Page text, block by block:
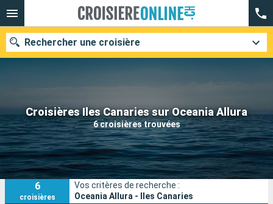
Croisières Iles Canaries sur Oceania Allura
6 croisières trouvées
Rechercher une croisière
Nos destinations
Mois de départ
Ports Compagnies
Rechercher
6
croisières
Vos critères de recherche :
Oceania Allura - Iles Canaries